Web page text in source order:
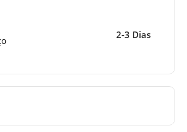
2-3 Dias